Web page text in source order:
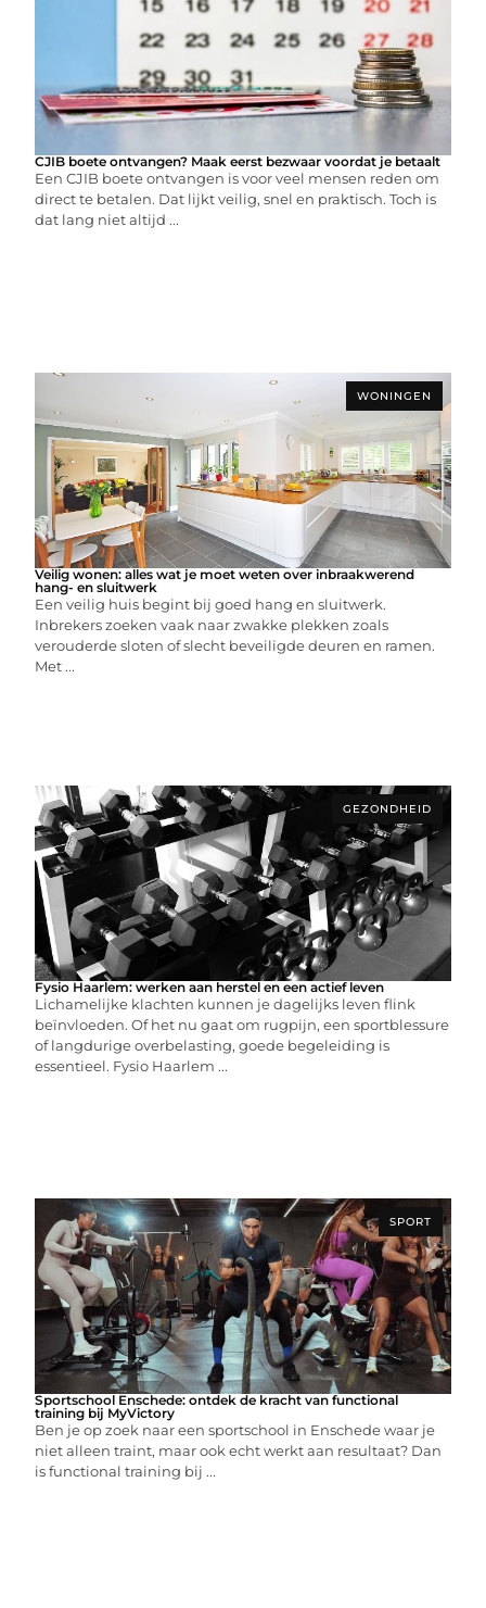
CJIB boete ontvangen? Maak eerst bezwaar voordat je betaalt
Een CJIB boete ontvangen is voor veel mensen reden om
direct te betalen. Dat lijkt veilig, snel en praktisch. Toch is
dat lang niet altijd ...
WONINGEN
Veilig wonen: alles wat je moet weten over inbraakwerend
hang- en sluitwerk
Een veilig huis begint bij goed hang en sluitwerk.
Inbrekers zoeken vaak naar zwakke plekken zoals
verouderde sloten of slecht beveiligde deuren en ramen.
Met ...
GEZONDHEID
Fysio Haarlem: werken aan herstel en een actief leven
Lichamelijke klachten kunnen je dagelijks leven flink
beïnvloeden. Of het nu gaat om rugpijn, een sportblessure
of langdurige overbelasting, goede begeleiding is
essentieel. Fysio Haarlem ...
SPORT
Sportschool Enschede: ontdek de kracht van functional
training bij MyVictory
Ben je op zoek naar een sportschool in Enschede waar je
niet alleen traint, maar ook echt werkt aan resultaat? Dan
is functional training bij ...